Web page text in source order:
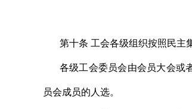
第十条 工会各级组织按照民主
各级工会委员会由会员大会或
员会成员的人选。